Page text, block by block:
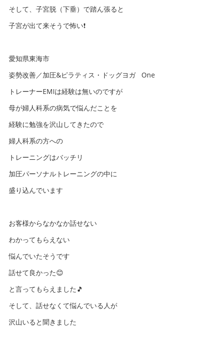
そして、子宮脱（下垂）で踏ん張ると
子宮が出て来そうで怖い❗️
愛知県東海市
姿勢改善／加圧&ピラティス・ドッグヨガ One
トレーナーEMIは経験は無いのですが
母が婦人科系の病気で悩んだことを
経験に勉強を沢山してきたので
婦人科系の方への
トレーニングはバッチリ
加圧パーソナルトレーニングの中に
盛り込んでいます
お客様からなかなか話せない
わかってもらえない
悩んでいたそうです
話せて良かった😊
と言ってもらえました🎵
そして、話せなくて悩んでいる人が
沢山いると聞きました